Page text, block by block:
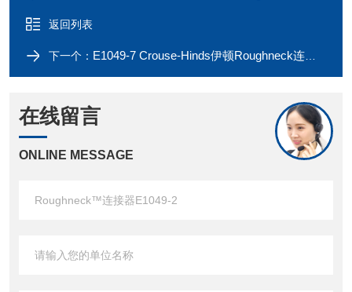
返回列表
下一个： E1049-7 Crouse-Hinds伊顿Roughneck连接器E1049-5 898A
在线留言
ONLINE MESSAGE